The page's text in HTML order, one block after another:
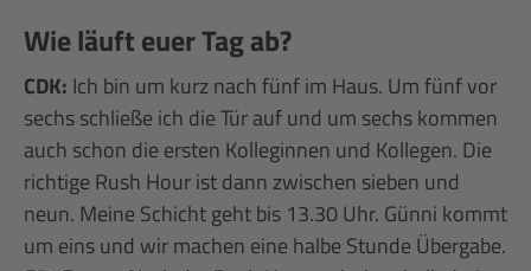
Wie läuft euer Tag ab?
CDK: Ich bin um kurz nach fünf im Haus. Um fünf vor
sechs schließe ich die Tür auf und um sechs kommen
auch schon die ersten Kolleginnen und Kollegen. Die
richtige Rush Hour ist dann zwischen sieben und
neun. Meine Schicht geht bis 13.30 Uhr. Günni kommt
um eins und wir machen eine halbe Stunde Übergabe.